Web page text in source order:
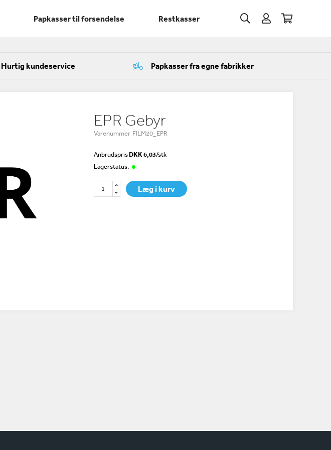
Papkasser til forsendelse Restkasser
Hurtig kundeservice Papkasser fra egne fabrikker
EPR Gebyr
Varenummer FILM20_EPR
AnbrudsprisDKK 6,03/stk
Lagerstatus:
Læg i kurv